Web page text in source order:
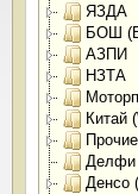
ЯЗДА
БОШ
АЗПИ
НЗТА
Китай
Делфи
Денсо